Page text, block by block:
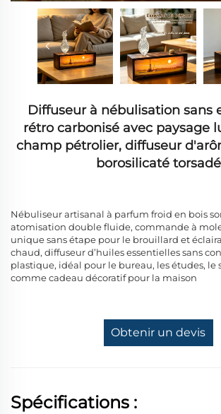
Diffuseur à nébulisation sans
rétro carbonisé avec paysage
champ pétrolier, diffuseur
borosilicaté torsadé
Nébuliseur artisanal à parfum froid en bois
atomisation double fluide, commande à
unique sans étape pour le brouillard et
chaud, diffuseur d’huiles essentielles sans
plastique, idéal pour le bureau, les études, le
comme cadeau décoratif pour la maison
Obtenir un devis
Spécifications :